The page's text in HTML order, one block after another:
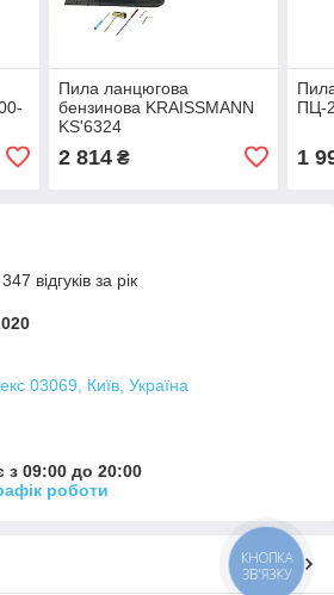
Пила ланцюгова
бензинова KRAISSMANN
KS'6324
2 814₴
ПЦ-
1
відгуків за рік
03069, Київ, Україна
з 09:00 до 20:00
роботи
КНОПКА
ЗВ'ЯЗКУ